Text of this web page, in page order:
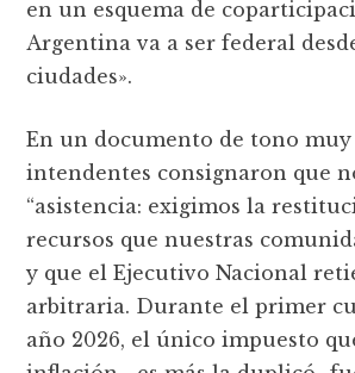
en un esquema de
Argentina va a ser federal
ciudades».
En un documento de tono
intendentes consignaron que
“asistencia: exigimos la
recursos que nuestras
y que el Ejecutivo Nacional
arbitraria. Durante el primer
año 2026, el único impuesto